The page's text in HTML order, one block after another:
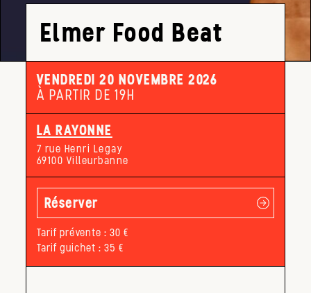
Elmer Food Beat
VENDREDI 20 NOVEMBRE 2026
À PARTIR DE 19H
LA RAYONNE
7 rue Henri Legay
69100 Villeurbanne
Réserver
Tarif prévente : 30 €
Tarif guichet : 35 €